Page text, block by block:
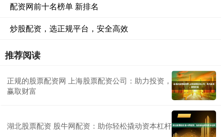
配资网前十名榜单 新排名
炒股配资，选正规平台，安全高效
推荐阅读
正规的股票配资网 上海股票配资公司：助力投资，
赢取财富
湖北股票配资 股牛网配资：助你轻松撬动资本杠杆